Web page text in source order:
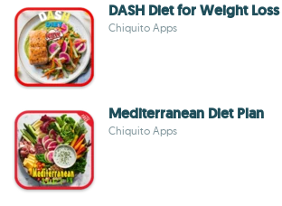
DASH Diet for Weight Loss
Chiquito Apps
Mediterranean Diet Plan
Chiquito Apps